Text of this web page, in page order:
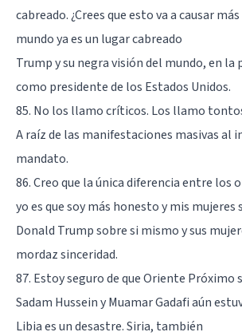
cabreado. ¿Crees que esto va a causar
mundo ya es un lugar cabreado
Trump y su negra visión del mundo, en
como presidente de los Estados Unidos.
85. No los llamo críticos. Los llamo
A raíz de las manifestaciones masivas al
mandato.
86. Creo que la única diferencia entre los
yo es que soy más honesto y mis
Donald Trump sobre si mismo y sus
mordaz sinceridad.
87. Estoy seguro de que Oriente Próximo
Sadam Hussein y Muamar Gadafi aún
Libia es un desastre. Siria, también